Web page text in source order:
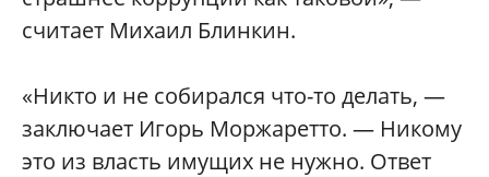
считает Михаил Блинкин.
«Никто и не собирался что-то делать, —
заключает Игорь Моржаретто. — Никому
это из власть имущих не нужно. Ответ